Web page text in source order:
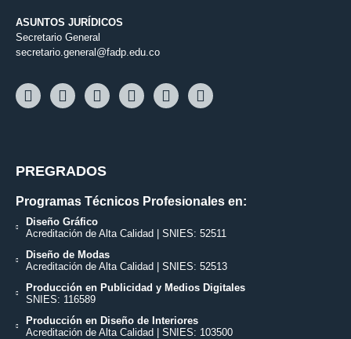
ASUNTOS JURÍDICOS
Secretario General
secretario.general@fadp.edu.co
PREGRADOS
Programas Técnicos Profesionales en:
Diseño Gráfico
Acreditación de Alta Calidad | SNIES: 52511
Diseño de Modas
Acreditación de Alta Calidad | SNIES: 52513
Producción en Publicidad y Medios Digitales
SNIES: 116589
Producción en Diseño de Interiores
Acreditación de Alta Calidad | SNIES: 103500